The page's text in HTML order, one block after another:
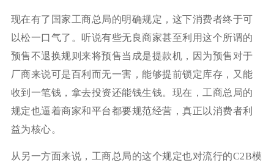
现在有了国家工商总局的明确规定，这下消费者终于可
以松一口气了。听说有些无良商家甚至利用这个所谓的
预售不退换规则来将预售当成是提款机，因为预售对于
厂商来说可是百利而无一害，能够提前锁定库存，又能
收到一笔钱，拿去投资还能钱生钱。现在，工商总局的
规定也逼着商家和平台都要规范经营，真正以消费者利
益为核心。
从另一方面来说，工商总局的这个规定也对流行的C2B模